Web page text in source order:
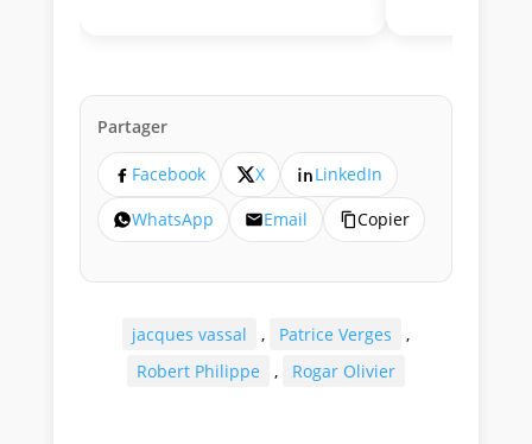
Partager
Facebook X
LinkedIn
WhatsApp
Email Copier
jacques vassal , Patrice Verges
,
Robert Philippe
, Rogar Olivier